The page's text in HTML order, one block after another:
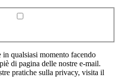
qualsiasi momento facendo
di pagina delle nostre e-mail.
pratiche sulla privacy, visita il